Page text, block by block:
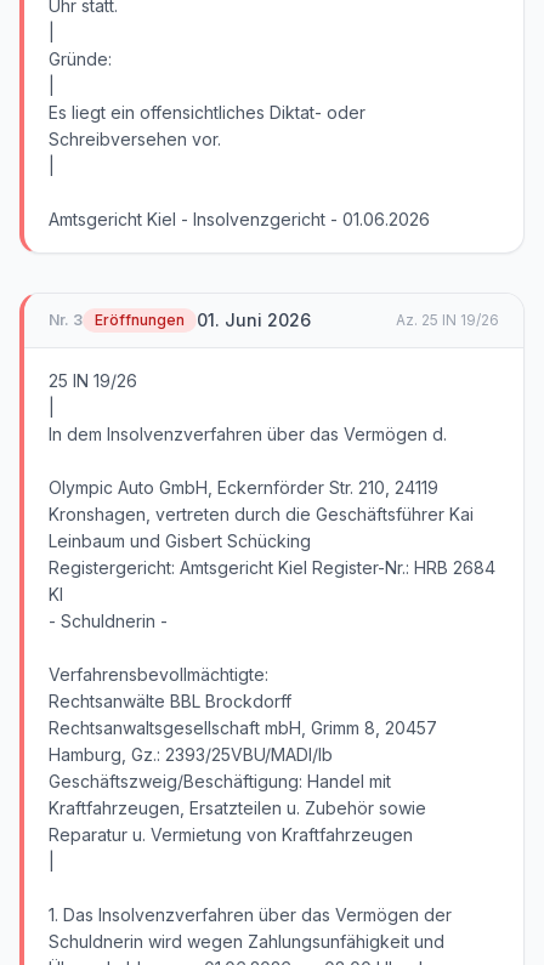
Uhr statt.
Gründe:
Es liegt ein offensichtliches Diktat- oder
Schreibversehen vor.
Amtsgericht Kiel - Insolvenzgericht - 01.06.2026
Nr. 3 Eröffnungen 01. Juni 2026 Az. 25 IN 19/26
25 IN 19/26
In dem Insolvenzverfahren über das Vermögen d.
Olympic Auto GmbH, Eckernförder Str. 210, 24119
Kronshagen, vertreten durch die Geschäftsführer Kai
Leinbaum und Gisbert Schücking
Registergericht: Amtsgericht Kiel Register-Nr.: HRB 2684
KI
- Schuldnerin -
Verfahrensbevollmächtigte:
Rechtsanwälte BBL Brockdorff
Rechtsanwaltsgesellschaft mbH, Grimm 8, 20457
Hamburg, Gz.: 2393/25VBU/MADI/lb
Geschäftszweig/Beschäftigung: Handel mit
Kraftfahrzeugen, Ersatzteilen u. Zubehör sowie
Reparatur u. Vermietung von Kraftfahrzeugen
1. Das Insolvenzverfahren über das Vermögen der
Schuldnerin wird wegen Zahlungsunfähigkeit und